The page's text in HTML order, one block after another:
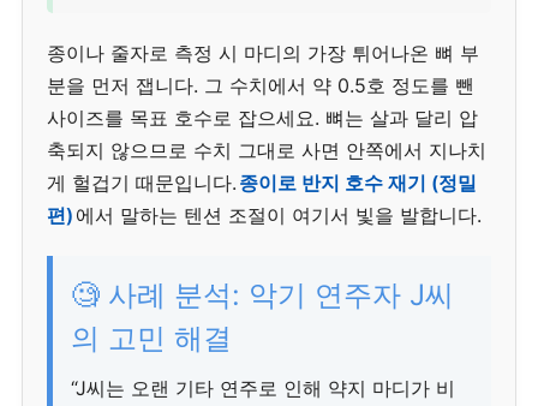
종이나 줄자로 측정 시 마디의 가장 튀어나온 뼈 부
분을 먼저 잽니다. 그 수치에서 약 0.5호 정도를 뺀
사이즈를 목표 호수로 잡으세요. 뼈는 살과 달리 압
축되지 않으므로 수치 그대로 사면 안쪽에서 지나치
게 헐겁기 때문입니다. 종이로 반지 호수 재기 (정밀
편) 에서 말하는 텐션 조절이 여기서 빛을 발합니다.
🧐 사례 분석: 악기 연주자 J씨
의 고민 해결
“J씨는 오랜 기타 연주로 인해 약지 마디가 비